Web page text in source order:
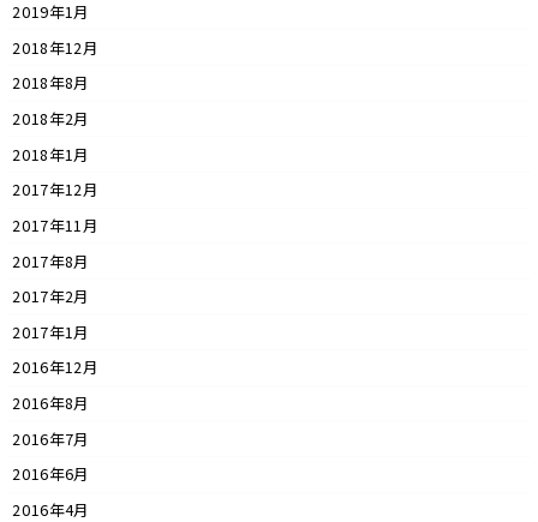
2019年1月
2018年12月
2018年8月
2018年2月
2018年1月
2017年12月
2017年11月
2017年8月
2017年2月
2017年1月
2016年12月
2016年8月
2016年7月
2016年6月
2016年4月